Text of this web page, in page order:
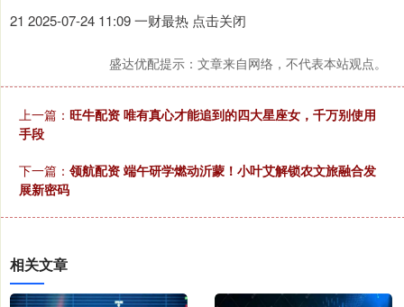
21 2025-07-24 11:09 一财最热 点击关闭
盛达优配提示：文章来自网络，不代表本站观点。
上一篇： 旺牛配资 唯有真心才能追到的四大星座女，千万别使用
手段
下一篇： 领航配资 端午研学燃动沂蒙！小叶艾解锁农文旅融合发
展新密码
相关文章